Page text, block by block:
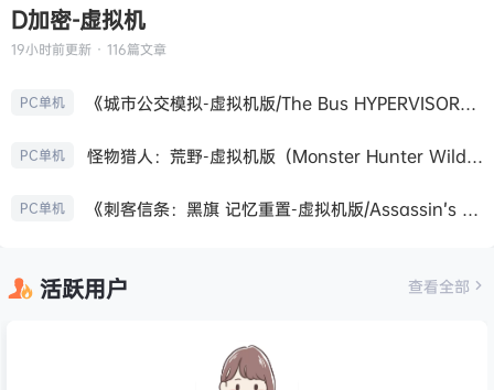
D加密-虚拟机
19小时前更新 · 116篇文章
PC单机 《城市公交模拟-虚拟机版/The Bus HYPERVISOR》免安装中文版
PC单机 怪物猎人：荒野-虚拟机版（Monster Hunter Wilds HYPERVISOR）免安装中文版
PC单机 《刺客信条：黑旗 记忆重置-虚拟机版/Assassin’s Creed Black Flag Resynced HYPERVISOR》免安装中文版
活跃用户 查看全部